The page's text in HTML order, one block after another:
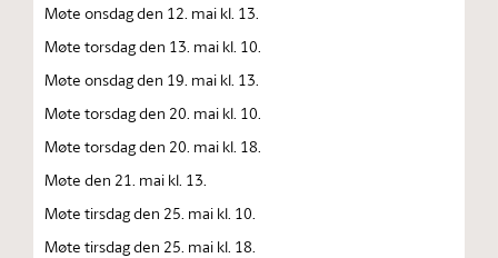
Møte onsdag den 12. mai kl. 13.
Møte torsdag den 13. mai kl. 10.
Møte onsdag den 19. mai kl. 13.
Møte torsdag den 20. mai kl. 10.
Møte torsdag den 20. mai kl. 18.
Møte den 21. mai kl. 13.
Møte tirsdag den 25. mai kl. 10.
Møte tirsdag den 25. mai kl. 18.